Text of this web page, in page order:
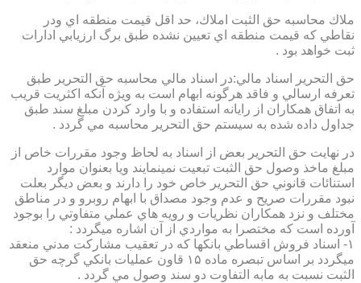
ملاك محاسبه حق الثبت املاك، حد اقل قيمت منطقه اي ودر
نقاطي كه قيمت منطقه اي تعيين نشده طبق برگ ارزيابي ادارات
ثبت خواهد بود .
حق التحرير اسناد مالي:در اسناد مالي محاسبه حق التحرير طبق
تعرفه ارسالي و فاقد هرگونه ابهام است به ويژه آنكه اكثريت قريب
به اتفاق همكاران از رايانه استفاده و با وارد كردن مبلغ سند طبق
جداول داده شده به سيستم حق التحرير محاسبه مي گردد .
در نهايت حق التحرير بعض از اسناد به لحاظ وجود مقررات خاص از
مبلغ ماخذ وصول حق الثبت تبعيت نمينمايند ويا بعنوان موارد
استنائات قانوني حق التحرير خاص خود را دارند و بعض ديگر بعلت
نبود مقررات صريح و عدم وجود مصداق با ابهام روبرو و در مناطق
مختلف و نزد همكاران نظريات و رويه هاي عملي متفاوتي را بوجود
آورده است كه مختصرا به مواردي از آن اشاره ميگردد :
۱- اسناد فروش اقساطي بانكها كه در تعقيب مشاركت مدني منعقد
ميگردد بر اساس تبصره ماده ۱۵ قاون عمليات بانكي گرچه حق
الثبت نسبت به مابه التفاوت دو سند وصول مي گردد .